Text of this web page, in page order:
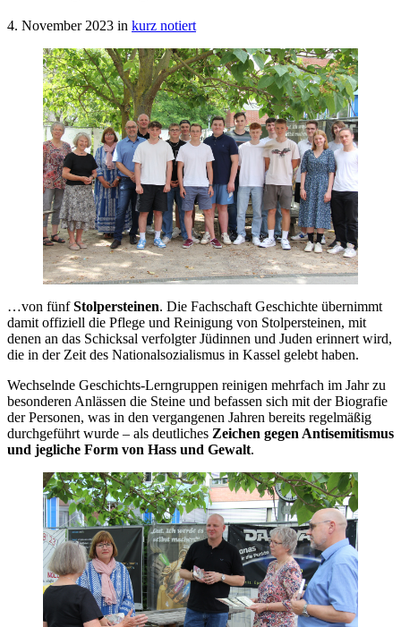
4. November 2023 in kurz notiert
…von fünfStolpersteinen. Die Fachschaft Geschichte übernimmt
damit offiziell die Pflege und Reinigung von Stolpersteinen, mit
denen an das Schicksal verfolgter Jüdinnen und Juden erinnert wird,
die in der Zeit des Nationalsozialismus in Kassel gelebt haben.
Wechselnde Geschichts-Lerngruppen reinigen mehrfach im Jahr zu
besonderen Anlässen die Steine und befassen sich mit der Biografie
der Personen, was in den vergangenen Jahren bereits regelmäßig
durchgeführt wurde – als deutliches Zeichen gegen Antisemitismus
und jegliche Form von Hass und Gewalt.